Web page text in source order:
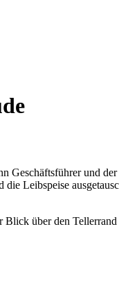
und der
Leibspeise
über den